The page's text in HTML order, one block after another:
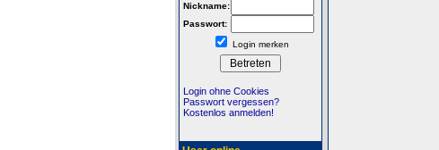
Nickname:
Passwort:
Login merken
Login ohne Cookies
Passwort vergessen?
Kostenlos anmelden!